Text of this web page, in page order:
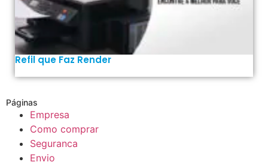
Refil que Faz Render
Páginas
Empresa
Como comprar
Seguranca
Envio